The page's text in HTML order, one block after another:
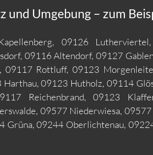
Umgebung – zum
09126
09116 Altendorf, 09127
Rottluff, 09123
09123 Hutholz, 09114
Reichenbrand, 09123
09577 Niederwiesa,
09244 Oberlichtenau,